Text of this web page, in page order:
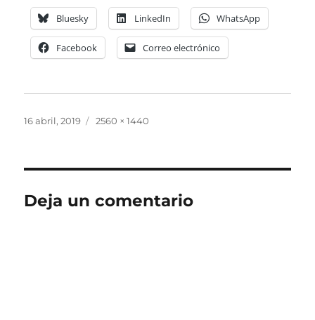
Bluesky LinkedIn WhatsApp
Facebook Correo electrónico
Publicado
16 abril, 2019
Tamaño
2560 × 1440
Deja un comentario